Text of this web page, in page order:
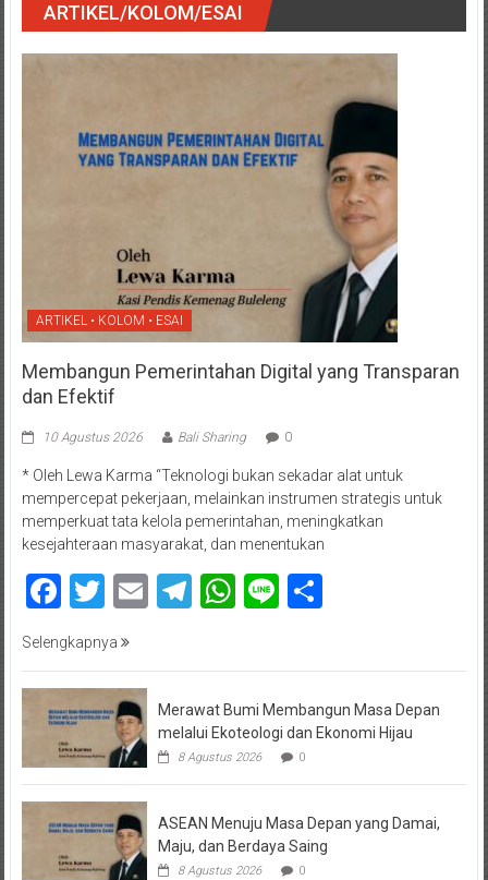
ARTIKEL/KOLOM/ESAI
ARTIKEL • KOLOM • ESAI
Membangun Pemerintahan Digital yang Transparan
dan Efektif
10 Agustus 2026 Bali Sharing 0
* Oleh Lewa Karma “Teknologi bukan sekadar alat untuk
mempercepat pekerjaan, melainkan instrumen strategis untuk
memperkuat tata kelola pemerintahan, meningkatkan
kesejahteraan masyarakat, dan menentukan
Facebook
Twitter
EmailTelegram
WhatsApp
Line
Selengkapnya
Merawat Bumi Membangun Masa Depan
melalui Ekoteologi dan Ekonomi Hijau
8 Agustus 2026 0
ASEAN Menuju Masa Depan yang Damai,
Maju, dan Berdaya Saing
8 Agustus 2026 0